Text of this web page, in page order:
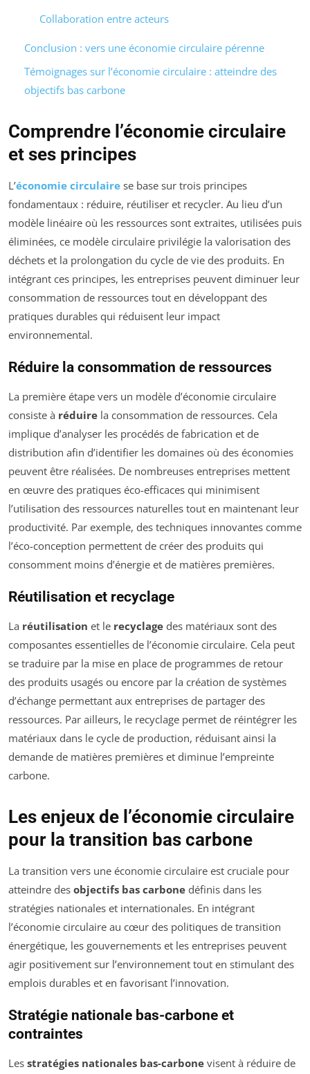
Collaboration entre acteurs
Conclusion : vers une économie circulaire pérenne
Témoignages sur l’économie circulaire : atteindre des
objectifs bas carbone
Comprendre l’économie circulaire
et ses principes
L’économie circulaire se base sur trois principes
fondamentaux : réduire, réutiliser et recycler. Au lieu d’un
modèle linéaire où les ressources sont extraites, utilisées puis
éliminées, ce modèle circulaire privilégie la valorisation des
déchets et la prolongation du cycle de vie des produits. En
intégrant ces principes, les entreprises peuvent diminuer leur
consommation de ressources tout en développant des
pratiques durables qui réduisent leur impact
environnemental.
Réduire la consommation de ressources
La première étape vers un modèle d’économie circulaire
consiste à réduire la consommation de ressources. Cela
implique d’analyser les procédés de fabrication et de
distribution afin d’identifier les domaines où des économies
peuvent être réalisées. De nombreuses entreprises mettent
en œuvre des pratiques éco-efficaces qui minimisent
l’utilisation des ressources naturelles tout en maintenant leur
productivité. Par exemple, des techniques innovantes comme
l’éco-conception permettent de créer des produits qui
consomment moins d’énergie et de matières premières.
Réutilisation et recyclage
La réutilisation et le recyclage des matériaux sont des
composantes essentielles de l’économie circulaire. Cela peut
se traduire par la mise en place de programmes de retour
des produits usagés ou encore par la création de systèmes
d’échange permettant aux entreprises de partager des
ressources. Par ailleurs, le recyclage permet de réintégrer les
matériaux dans le cycle de production, réduisant ainsi la
demande de matières premières et diminue l’empreinte
carbone.
Les enjeux de l’économie circulaire
pour la transition bas carbone
La transition vers une économie circulaire est cruciale pour
atteindre des objectifs bas carbone définis dans les
stratégies nationales et internationales. En intégrant
l’économie circulaire au cœur des politiques de transition
énergétique, les gouvernements et les entreprises peuvent
agir positivement sur l’environnement tout en stimulant des
emplois durables et en favorisant l’innovation.
Stratégie nationale bas-carbone et
contraintes
Les stratégies nationales bas-carbone visent à réduire de